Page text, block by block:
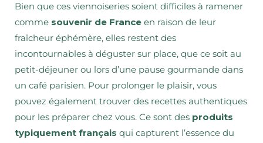
Bien que ces viennoiseries soient difficiles à ramener
comme souvenir de France en raison de leur
fraîcheur éphémère, elles restent des
incontournables à déguster sur place, que ce soit au
petit-déjeuner ou lors d’une pause gourmande dans
un café parisien. Pour prolonger le plaisir, vous
pouvez également trouver des recettes authentiques
pour les préparer chez vous. Ce sont des produits
typiquement français qui capturent l’essence du